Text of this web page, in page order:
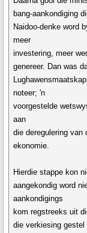
bang-aankondiging
Naidoo-denke word
meer
investering, meer
genereer. Dan was
noteer; 'n
voorgestelde
aan
die deregulering van
ekonomie.
Hierdie stappe kon
aangekondig word
aankondigings
kom regstreeks uit
die verkiesing